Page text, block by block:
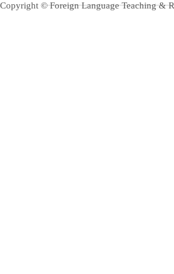
Copyright © Foreign Language Teaching &